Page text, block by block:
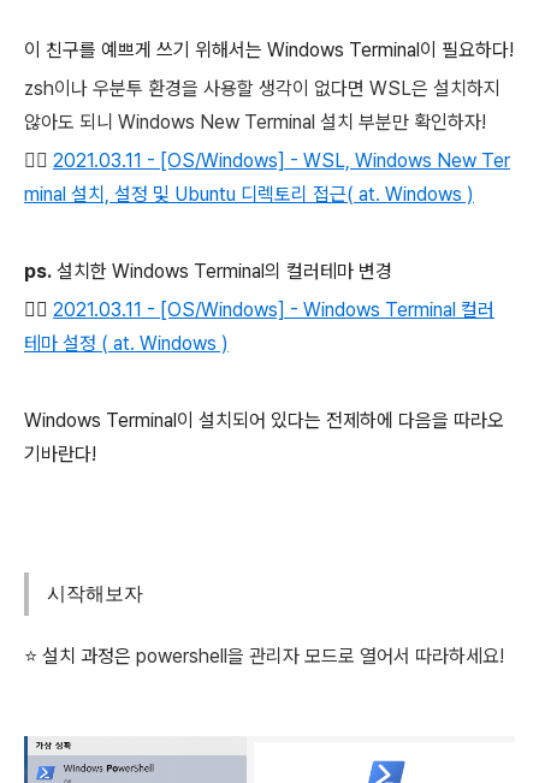
이 친구를 예쁘게 쓰기 위해서는 Windows Terminal이 필요하다!
zsh이나 우분투 환경을 사용할 생각이 없다면 WSL은 설치하지
않아도 되니 Windows New Terminal 설치 부분만 확인하자!
👉🏻 2021.03.11 - [OS/Windows] - WSL, Windows New Ter
minal 설치, 설정 및 Ubuntu 디렉토리 접근( at. Windows )
ps. 설치한 Windows Terminal의 컬러테마 변경
👉🏻 2021.03.11 - [OS/Windows] - Windows Terminal 컬러
테마 설정 ( at. Windows )
Windows Terminal이 설치되어 있다는 전제하에 다음을 따라오
기바란다!
시작해보자
⭐ 설치 과정은 powershell을 관리자 모드로 열어서 따라하세요!